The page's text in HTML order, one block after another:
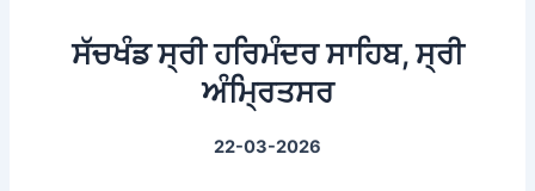
ਸੱਚਖੰਡ ਸ੍ਰੀ ਹਰਿਮੰਦਰ ਸਾਹਿਬ, ਸ੍ਰੀ
ਅੰਮ੍ਰਿਤਸਰ
22-03-2026